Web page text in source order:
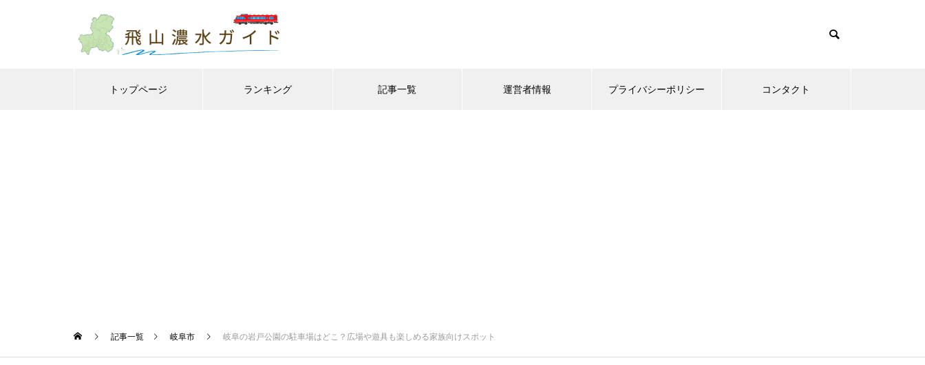
トップページ ランキング 記事一覧 運営者情報 プライバシーポリシー コンタクト
記事一覧 岐阜市 岐阜の岩戸公園の駐車場はどこ？広場や遊具も楽しめる家族向けスポット